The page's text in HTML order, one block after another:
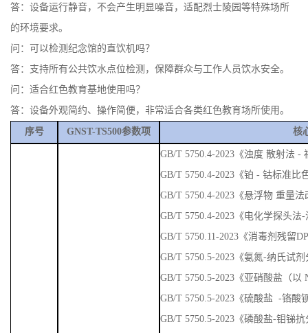
答：设备运行静音，不会产生明显噪音，适配烈士陵园等特殊场所
的环境要求。
问：可以检测纪念馆的直饮机吗？
答：支持所有公共饮水点位检测，保障群众与工作人员饮水安全。
问：适合红色教育基地使用吗？
答：设备外观简约、操作简便，非常适合各类红色教育场所使用。
序号 GNST-TS500参数项 核
GB/T 5750.4-2023《浊度 散射法
GB/T 5750.4-2023《铂 - 钴标准比
GB/T 5750.4-2023《悬浮物 重量法
GB/T 5750.4-2023《电化学探头法
GB/T 5750.11-2023《消毒剂残留
GB/T 5750.5-2023《氨氮-纳氏试
GB/T 5750.5-2023《亚硝酸盐（
GB/T 5750.5-2023《硫酸盐 -铬酸
GB/T 5750.5-2023《磷酸盐-钼锑